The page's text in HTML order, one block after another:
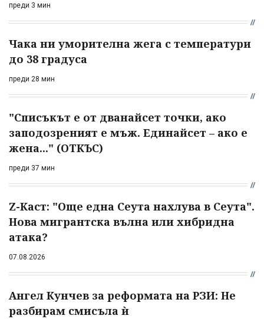
преди 3 мин
Чака ни уморителна жега с температури
до 38 градуса
преди 28 мин
"Списъкът е от дванайсет точки, ако
заподозреният е мъж. Единайсет – ако е
жена..." (ОТКЪС)
преди 37 мин
Z-Каст: "Още една Сеута нахлува в Сеута".
Нова мигрантска вълна или хибридна
атака?
07.08.2026
Ангел Кунчев за реформата на РЗИ: Не
разбирам смисъла ѝ